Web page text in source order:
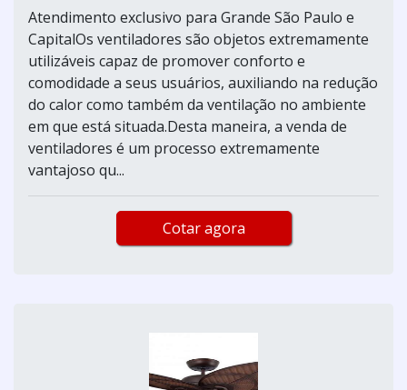
Atendimento exclusivo para Grande São Paulo e
CapitalOs ventiladores são objetos extremamente
utilizáveis capaz de promover conforto e
comodidade a seus usuários, auxiliando na redução
do calor como também da ventilação no ambiente
em que está situada.Desta maneira, a venda de
ventiladores é um processo extremamente
vantajoso qu...
Cotar agora